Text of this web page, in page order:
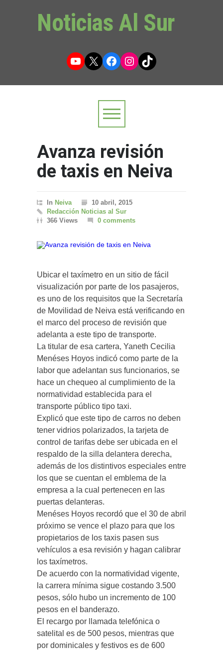
Noticias Al Sur
YouTube
X Facebook
Instagram
TikTok
Avanza revisión
de taxis en Neiva
In Neiva
10 abril, 2015
Redacción Noticias al Sur
366 Views
0 comments
Ubicar el taxímetro en un sitio de fácil
visualización por parte de los pasajeros,
es uno de los requisitos que la Secretaría
de Movilidad de Neiva está verificando en
el marco del proceso de revisión que
adelanta a este tipo de transporte.
La titular de esa cartera, Yaneth Cecilia
Menéses Hoyos indicó como parte de la
labor que adelantan sus funcionarios, se
hace un chequeo al cumplimiento de la
normatividad establecida para el
transporte público tipo taxi.
Explicó que este tipo de carros no deben
tener vidrios polarizados, la tarjeta de
control de tarifas debe ser ubicada en el
respaldo de la silla delantera derecha,
además de los distintivos especiales entre
los que se cuentan el emblema de la
empresa a la cual pertenecen en las
puertas delanteras.
Menéses Hoyos recordó que el 30 de abril
próximo se vence el plazo para que los
propietarios de los taxis pasen sus
vehículos a esa revisión y hagan calibrar
los taxímetros.
De acuerdo con la normatividad vigente,
la carrera mínima sigue costando 3.500
pesos, sólo hubo un incremento de 100
pesos en el banderazo.
El recargo por llamada telefónica o
satelital es de 500 pesos, mientras que
por dominicales y festivos es de 600